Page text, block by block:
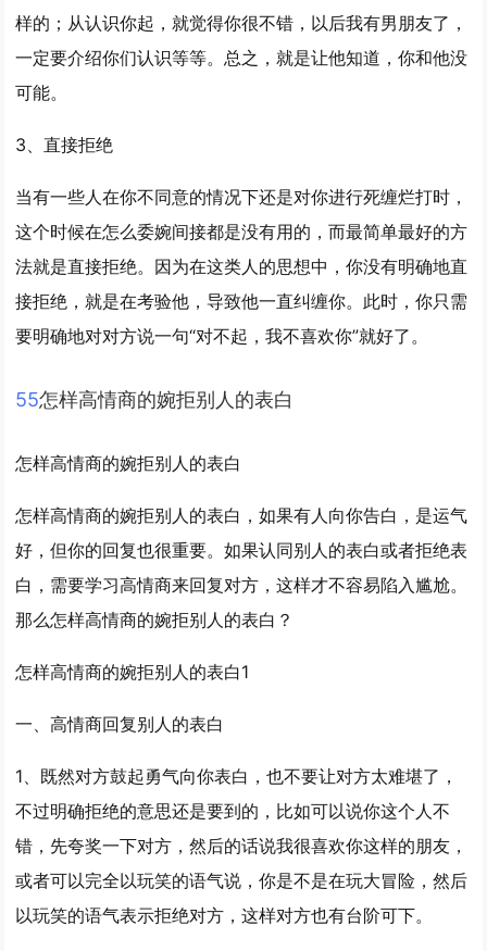
样的；从认识你起，就觉得你很不错，以后我有男朋友了，
一定要介绍你们认识等等。总之，就是让他知道，你和他没
可能。
3、直接拒绝
当有一些人在你不同意的情况下还是对你进行死缠烂打时，
这个时候在怎么委婉间接都是没有用的，而最简单最好的方
法就是直接拒绝。因为在这类人的思想中，你没有明确地直
接拒绝，就是在考验他，导致他一直纠缠你。此时，你只需
要明确地对对方说一句“对不起，我不喜欢你”就好了。
55怎样高情商的婉拒别人的表白
怎样高情商的婉拒别人的表白
怎样高情商的婉拒别人的表白，如果有人向你告白，是运气
好，但你的回复也很重要。如果认同别人的表白或者拒绝表
白，需要学习高情商来回复对方，这样才不容易陷入尴尬。
那么怎样高情商的婉拒别人的表白？
怎样高情商的婉拒别人的表白1
一、高情商回复别人的表白
1、既然对方鼓起勇气向你表白，也不要让对方太难堪了，
不过明确拒绝的意思还是要到的，比如可以说你这个人不
错，先夸奖一下对方，然后的话说我很喜欢你这样的朋友，
或者可以完全以玩笑的语气说，你是不是在玩大冒险，然后
以玩笑的语气表示拒绝对方，这样对方也有台阶可下。